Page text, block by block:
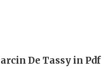
De Tassy in Pdf